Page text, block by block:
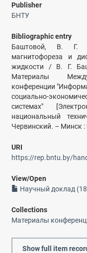
Publisher
БНТУ
Bibliographic entry
Баштовой, В. Г.
магнитофореза и
жидкости / В. Г.
Материалы
конференции
социально-
системах"
национальный
Червинский. – Минск :
URI
https://rep.bntu.by/
View/Open
Научный доклад
Collections
Материалы
Show full item